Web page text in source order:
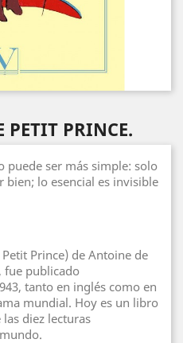
PRINCE.
puede ser más simple: solo
bien; lo esencial es invisible
Prince) de Antoine de
fue publicado
tanto en inglés como en
mundial. Hoy es un libro
diez lecturas